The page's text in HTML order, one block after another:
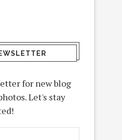
for new blog
Let's stay